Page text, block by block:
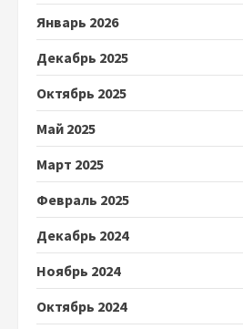
Январь 2026
Декабрь 2025
Октябрь 2025
Май 2025
Март 2025
Февраль 2025
Декабрь 2024
Ноябрь 2024
Октябрь 2024